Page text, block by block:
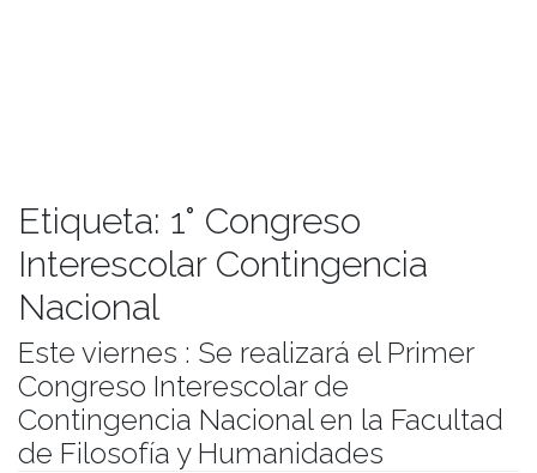
Etiqueta: 1° Congreso
Interescolar Contingencia
Nacional
Este viernes : Se realizará el Primer
Congreso Interescolar de
Contingencia Nacional en la Facultad
de Filosofía y Humanidades